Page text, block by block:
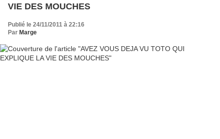
VIE DES MOUCHES
Publié le 24/11/2011 à 22:16
Par Marge